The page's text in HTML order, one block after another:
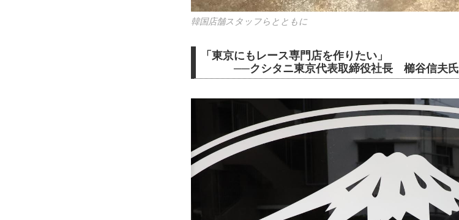
韓国店舗スタッフらとともに
「東京にもレース専門店を作りたい」
──クシタニ東京代表取締役社長 櫛谷信夫氏